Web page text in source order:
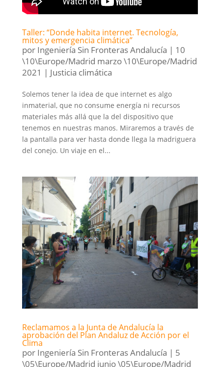
Taller: “Donde habita internet. Tecnología,
mitos y emergencia climática”
por Ingeniería Sin Fronteras Andalucía | 10
\10\Europe/Madrid marzo \10\Europe/Madrid
2021 | Justicia climática
Solemos tener la idea de que internet es algo
inmaterial, que no consume energía ni recursos
materiales más allá que la del dispositivo que
tenemos en nuestras manos. Miraremos a través de
la pantalla para ver hasta donde llega la madriguera
del conejo. Un viaje en el...
Reclamamos a la Junta de Andalucía la
aprobación del Plan Andaluz de Acción por el
Clima
por Ingeniería Sin Fronteras Andalucía | 5
\05\Europe/Madrid junio \05\Europe/Madrid